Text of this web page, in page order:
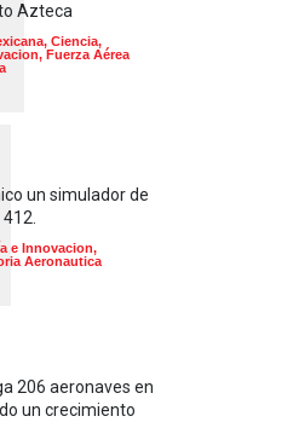
Azteca
, Ciencia,
, Fuerza Aérea
un simulador de
e Innovacion,
Aeronautica
206 aeronaves en
un crecimiento